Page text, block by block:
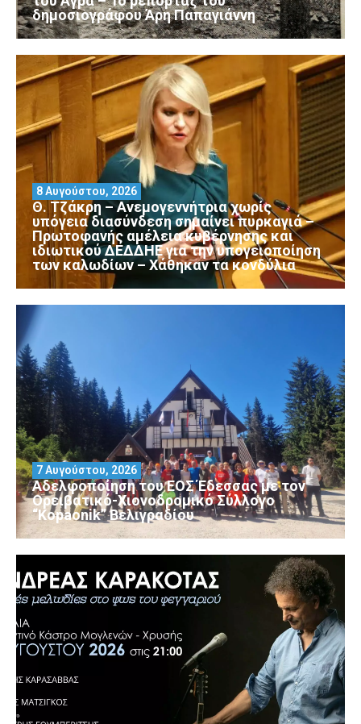
δημοσιογράφου Άρη Παπαγιάννη
Θ. Τζάκρη – Ανεμογεννήτρια χωρίς
υπόγεια διασύνδεση σημαίνει πυρκαγιά –
Πρωτοφανής αμέλεια κυβέρνησης και
ιδιωτικού ΔΕΔΔΗΕ για την υπογειοποίηση
των καλωδίων – Χάθηκαν τα κονδύλια
8 Αυγούστου, 2026
Αδελφοποίηση του ΕΟΣ Έδεσσας με τον
Ορειβατικό-Χιονοδρομικό Σύλλογο
“Kopaonik” Βελιγραδίου
7 Αυγούστου, 2026